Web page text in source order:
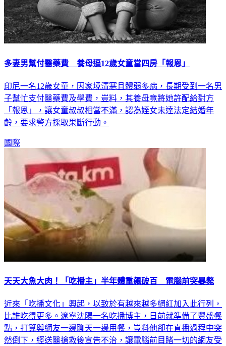
多妻男幫付醫藥費 養母逼12歲女童當四房「報恩」
印尼一名12歲女童，因家境清寒且體弱多病，長期受到一名男
子幫忙支付醫藥費及學費，豈料，其養母竟將她許配給對方
「報恩」，讓女童叔叔相當不滿，認為姪女未達法定結婚年
齡，要求警方採取果斷行動。
國際
天天大魚大肉！「吃播主」半年體重飆破百 電腦前突暴斃
近來「吃播文化」興起，以致於有越來越多網紅加入此行列，
比誰吃得更多。遼寧沈陽一名吃播博主，日前就準備了豐盛餐
點，打算與網友一邊聊天一邊用餐，豈料他卻在直播過程中突
然倒下，經送醫搶救後宣告不治，讓電腦前目睹一切的網友受